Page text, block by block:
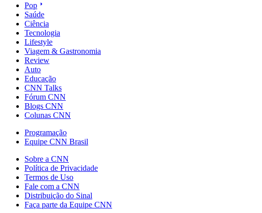
Pop
Saúde
Ciência
Tecnologia
Lifestyle
Viagem & Gastronomia
Review
Auto
Educação
CNN Talks
Fórum CNN
Blogs CNN
Colunas CNN
Programação
Equipe CNN Brasil
Sobre a CNN
Política de Privacidade
Termos de Uso
Fale com a CNN
Distribuição do Sinal
Faça parte da Equipe CNN